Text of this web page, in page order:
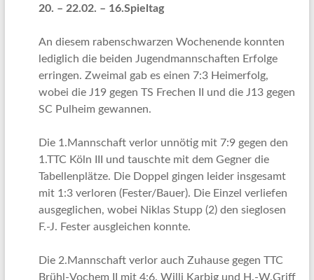
20. – 22.02. – 16.Spieltag
An diesem rabenschwarzen Wochenende konnten
lediglich die beiden Jugendmannschaften Erfolge
erringen. Zweimal gab es einen 7:3 Heimerfolg,
wobei die J19 gegen TS Frechen II und die J13 gegen
SC Pulheim gewannen.
Die 1.Mannschaft verlor unnötig mit 7:9 gegen den
1.TTC Köln III und tauschte mit dem Gegner die
Tabellenplätze. Die Doppel gingen leider insgesamt
mit 1:3 verloren (Fester/Bauer). Die Einzel verliefen
ausgeglichen, wobei Niklas Stupp (2) den sieglosen
F.-J. Fester ausgleichen konnte.
Die 2.Mannschaft verlor auch Zuhause gegen TTC
Brühl-Vochem II mit 4:6. Willi Karbig und H.-W.Griff